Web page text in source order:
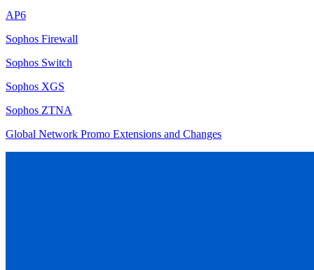
AP6
Sophos Firewall
Sophos Switch
Sophos XGS
Sophos ZTNA
Global Network Promo Extensions and Changes